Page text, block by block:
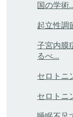
国の学術
起立性調
子宮内膜
るべ...
セロトニ
セロトニ